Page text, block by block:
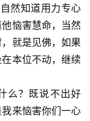
然知道用力专心
恼害慧命，当然
就是见佛，如果
本位不动，继续
么？既说不出好
来恼害你们一心